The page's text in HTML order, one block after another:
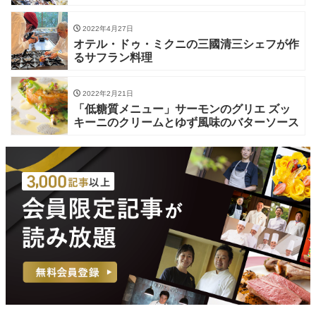
2022年4月27日
オテル・ドゥ・ミクニの三國清三シェフが作
るサフラン料理
2022年2月21日
「低糖質メニュー」サーモンのグリエ ズッ
キーニのクリームとゆず風味のバターソース